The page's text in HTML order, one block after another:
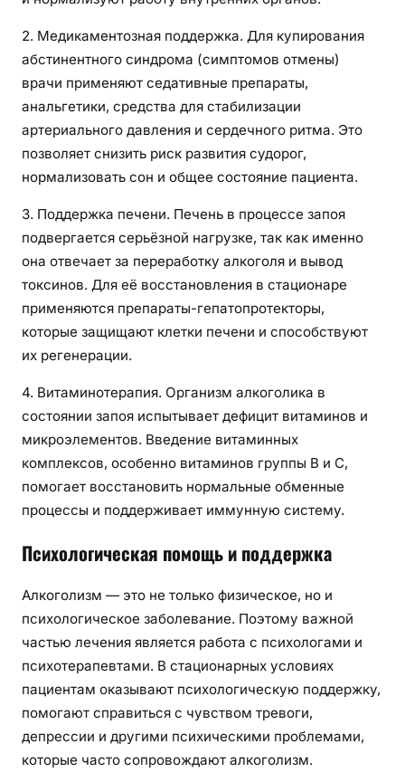
2. Медикаментозная поддержка. Для купирования
абстинентного синдрома (симптомов отмены)
врачи применяют седативные препараты,
анальгетики, средства для стабилизации
артериального давления и сердечного ритма. Это
позволяет снизить риск развития судорог,
нормализовать сон и общее состояние пациента.
3. Поддержка печени. Печень в процессе запоя
подвергается серьёзной нагрузке, так как именно
она отвечает за переработку алкоголя и вывод
токсинов. Для её восстановления в стационаре
применяются препараты-гепатопротекторы,
которые защищают клетки печени и способствуют
их регенерации.
4. Витаминотерапия. Организм алкоголика в
состоянии запоя испытывает дефицит витаминов и
микроэлементов. Введение витаминных
комплексов, особенно витаминов группы B и C,
помогает восстановить нормальные обменные
процессы и поддерживает иммунную систему.
Психологическая помощь и поддержка
Алкоголизм — это не только физическое, но и
психологическое заболевание. Поэтому важной
частью лечения является работа с психологами и
психотерапевтами. В стационарных условиях
пациентам оказывают психологическую поддержку,
помогают справиться с чувством тревоги,
депрессии и другими психическими проблемами,
которые часто сопровождают алкоголизм.